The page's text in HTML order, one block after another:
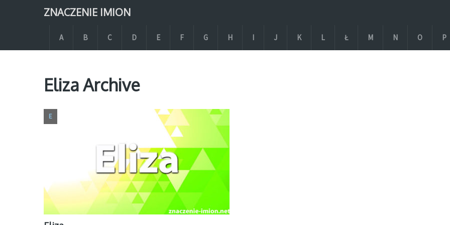
ZNACZENIE IMION
A B C D E F G H I J K L Ł M N O P
Eliza Archive
E